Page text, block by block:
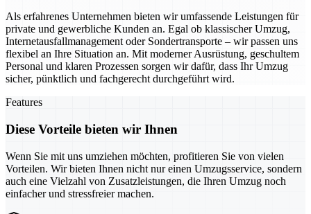
Als erfahrenes Unternehmen bieten wir umfassende Leistungen für
private und gewerbliche Kunden an. Egal ob klassischer Umzug,
Internetausfallmanagement oder Sondertransporte – wir passen uns
flexibel an Ihre Situation an. Mit moderner Ausrüstung, geschultem
Personal und klaren Prozessen sorgen wir dafür, dass Ihr Umzug
sicher, pünktlich und fachgerecht durchgeführt wird.
Features
Diese Vorteile bieten wir Ihnen
Wenn Sie mit uns umziehen möchten, profitieren Sie von vielen
Vorteilen. Wir bieten Ihnen nicht nur einen Umzugsservice, sondern
auch eine Vielzahl von Zusatzleistungen, die Ihren Umzug noch
einfacher und stressfreier machen.